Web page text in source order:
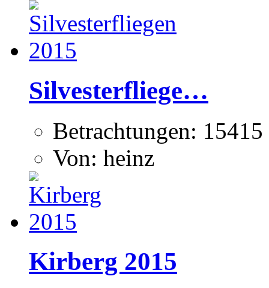
Silvesterfliege…
Betrachtungen: 15415
Von: heinz
Kirberg 2015